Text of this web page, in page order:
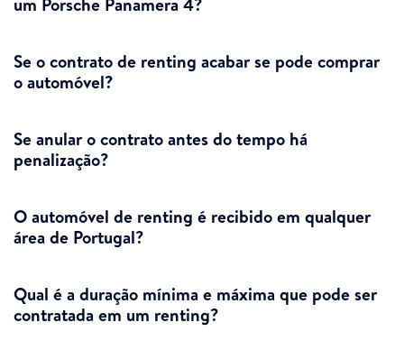
um Porsche Panamera 4?
Se o contrato de renting acabar se pode comprar
o automóvel?
Se anular o contrato antes do tempo há
penalização?
O automóvel de renting é recibido em qualquer
área de Portugal?
Qual é a duração mínima e máxima que pode ser
contratada em um renting?